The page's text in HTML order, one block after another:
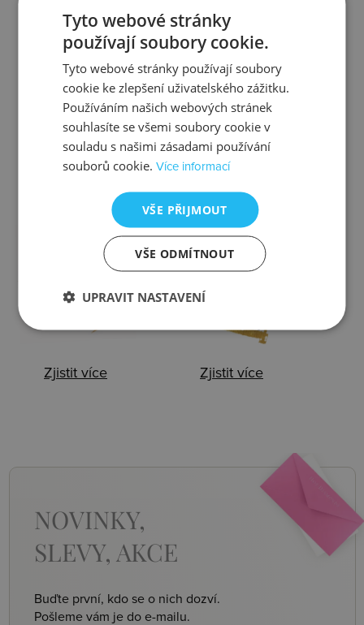
Kontrola Výměna
Zjistit více
Balení
Zjistit více
NOVINKY,
SLEVY, AKCE
Buďte první, kdo se o nich dozví.
Pošleme vám je do e-mailu.
Tyto webové stránky
používají soubory cookie.
Tyto webové stránky používají soubory
cookie ke zlepšení uživatelského zážitku.
Používáním našich webových stránek
souhlasíte se všemi soubory cookie v
souladu s našimi zásadami používání
souborů cookie.Více informací
VŠE PŘIJMOUT
VŠE ODMÍTNOUT
UPRAVIT NASTAVENÍ